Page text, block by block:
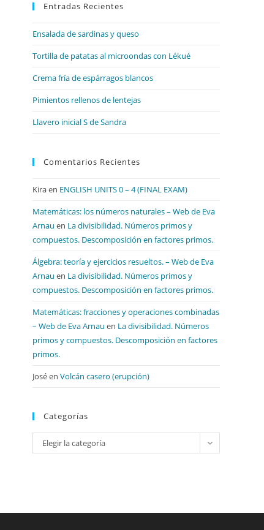
Entradas Recientes
Ensalada de sardinas y queso
Tortilla de patatas al microondas con Lékué
Crema fría de espárragos blancos
Pimientos rellenos de lentejas
Llavero inicial S de Sandra
Comentarios Recientes
Kiraen ENGLISH UNITS 0 – 4 (FINAL EXAM)
Matemáticas: los números naturales – Web de Eva
Arnau en La divisibilidad. Números primos y
compuestos. Descomposición en factores primos.
Álgebra: teoría y ejercicios resueltos. – Web de Eva
Arnau en La divisibilidad. Números primos y
compuestos. Descomposición en factores primos.
Matemáticas: fracciones y operaciones combinadas
– Web de Eva Arnau en La divisibilidad. Números
primos y compuestos. Descomposición en factores
primos.
Joséen Volcán casero (erupción)
Categorías
Categorías
Elegir la categoría